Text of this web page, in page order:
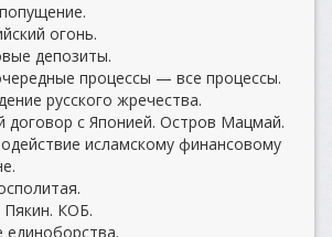
огонь.
депозиты.
процессы — все процессы.
русского жречества.
с Японией. Остров Мацмай.
исламскому финансовому
КОБ.
единоборства.